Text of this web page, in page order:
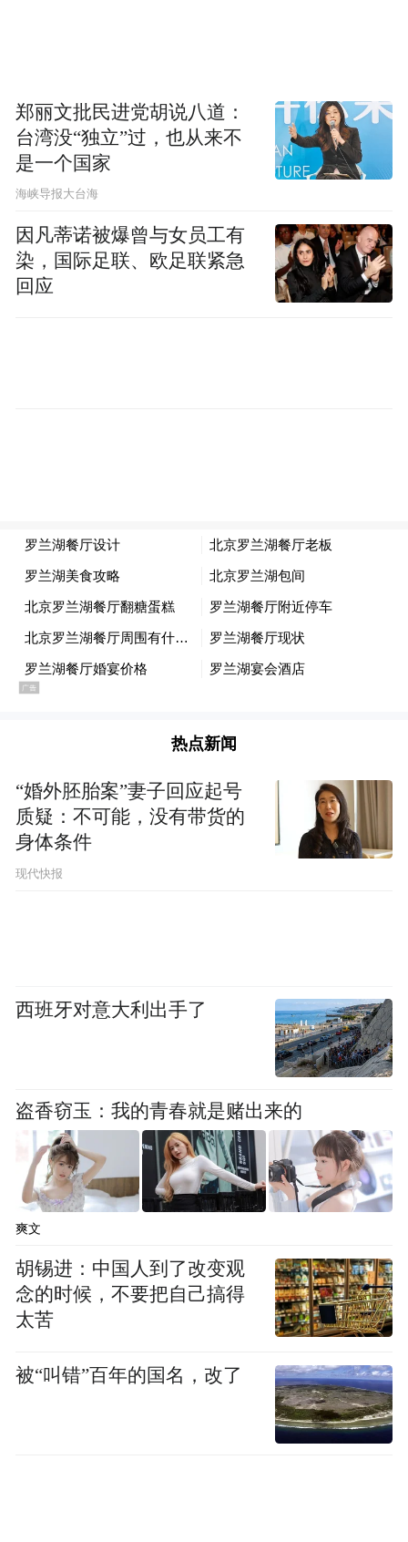
（新甘肃）
“特别声明：以上作品内容(包括在内的视频、图片或音
频)为凤凰网旗下自媒体平台“大风号”用户上传并发
Notice: The content above (including the videos,
pictures and audios if any) is uploaded and posted
by the user of Dafeng Hao, which is a social media
platform and merely provides information storage
郑丽文批民进党胡说八道：
台湾没“独立”过，也从来不
是一个国家
​海峡导报大台海
因凡蒂诺被爆曾与女员工有
染，国际足联、欧足联紧急
回应
热点新闻
“婚外胚胎案”妻子回应起号
质疑：不可能，没有带货的
身体条件
现代快报
西班牙对意大利出手了
盗香窃玉：我的青春就是赌出来的
爽文
胡锡进：中国人到了改变观
念的时候，不要把自己搞得
太苦
被“叫错”百年的国名，改了